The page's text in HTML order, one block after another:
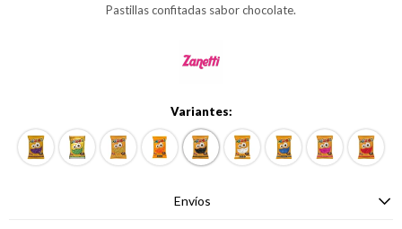
Pastillas confitadas sabor chocolate.
Variantes:
Envíos